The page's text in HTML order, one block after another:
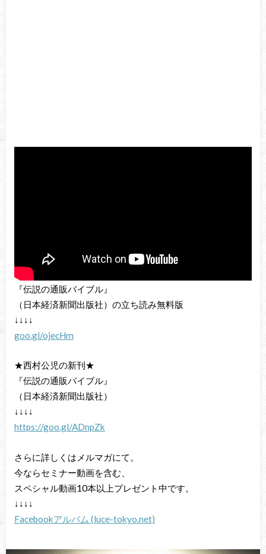
『伝説の通販バイブル』
（日本経済新聞出版社）の立ち読み無料版
↓↓↓↓
goo.gl/ojecHm
★西村公児の新刊★
『伝説の通販バイブル』
（日本経済新聞出版社）
↓↓↓↓
https://goo.gl/ADnpZk
さらに詳しくはメルマガにて。
今ならセミナー動画を含む、
スペシャル動画10本以上プレゼント中です。
↓↓↓↓
Facebookアルバム (luce-tokyo.net)